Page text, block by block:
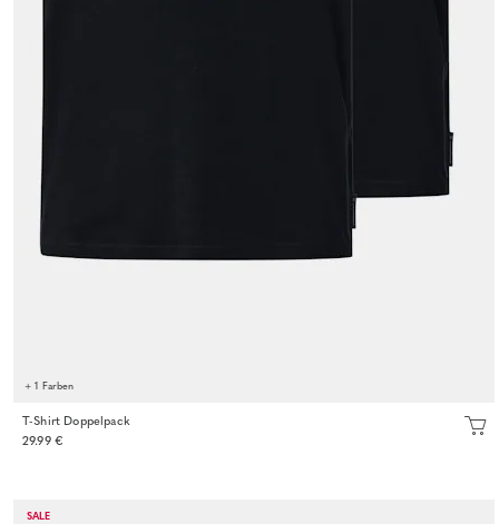
+ 1 Farben
T-Shirt Doppelpack
29.99 €
SALE